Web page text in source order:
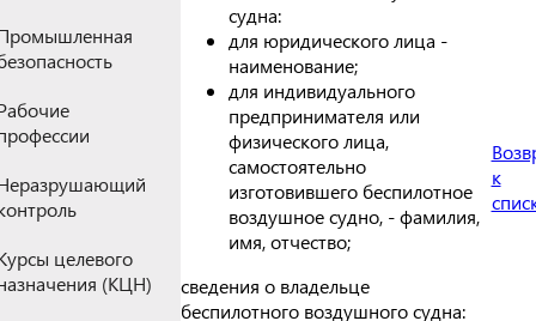
целевого
(КЦН)
судна:
для юридического лица -
наименование;
для индивидуального
предпринимателя или
физического лица,
самостоятельно
изготовившего беспилотное
воздушное судно, - фамилия,
имя, отчество;
сведения о владельце
беспилотного воздушного судна:
к